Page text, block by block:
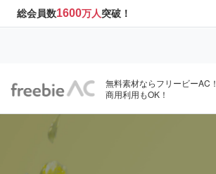
総会員数1600万人突破！
無料素材ならフリービーAC！
商用利用もOK！